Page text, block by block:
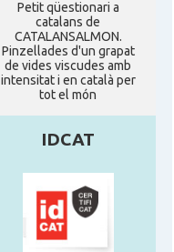
Petit qüestionari a
catalans de
CATALANSALMON.
Pinzellades d'un grapat
de vides viscudes amb
intensitat i en català per
tot el món
IDCAT